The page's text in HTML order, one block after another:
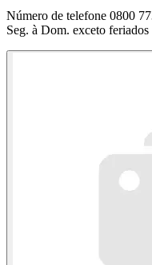
Número de telefone 0800
Seg. à Dom. exceto feriados